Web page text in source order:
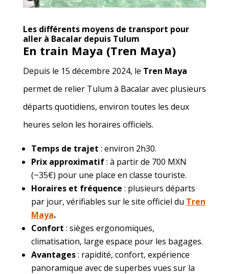
Les différents moyens de transport pour
aller à Bacalar depuis Tulum
En train Maya (Tren Maya)
Depuis le 15 décembre 2024, le Tren Maya
permet de relier Tulum à Bacalar avec plusieurs
départs quotidiens, environ toutes les deux
heures selon les horaires officiels.
Temps de trajet : environ 2h30.
Prix approximatif: à partir de 700 MXN
(~35€) pour une place en classe touriste.
Horaires et fréquence : plusieurs départs
par jour, vérifiables sur le site officiel du Tren
Maya.
Confort : sièges ergonomiques,
climatisation, large espace pour les bagages.
Avantages: rapidité, confort, expérience
panoramique avec de superbes vues sur la